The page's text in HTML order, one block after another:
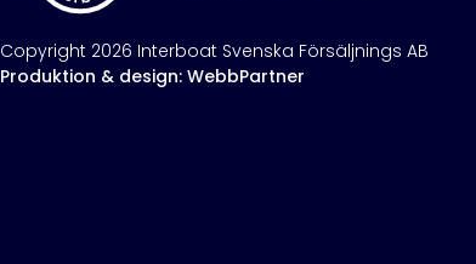
Copyright 2026 Interboat Svenska Försäljnings AB
Produktion & design: WebbPartner